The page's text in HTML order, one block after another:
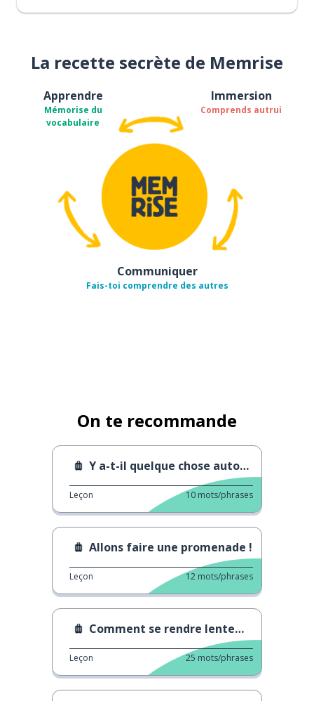
La recette secrète de Memrise
Apprendre
Mémorise du
vocabulaire
Immersion
Comprends autrui
Communiquer
Fais-toi comprendre des autres
On te recommande
Y a-t-il quelque chose autour d'ici ?
Leçon 10 mots/phrases
Allons faire une promenade !
Leçon 12 mots/phrases
Comment se rendre lentement à l'hôtel
Leçon 25 mots/phrases